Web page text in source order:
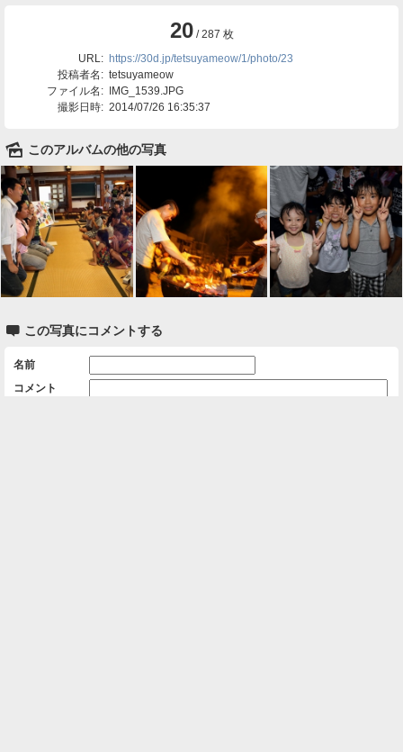
20 / 287 枚
URL: https://30d.jp/tetsuyameow/1/photo/23
投稿者名: tetsuyameow
ファイル名: IMG_1539.JPG
撮影日時: 2014/07/26 16:35:37
🌄 このアルバムの他の写真
 この写真にコメントする
名前
コメント